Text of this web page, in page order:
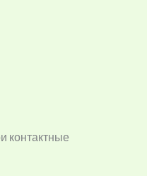
контактные